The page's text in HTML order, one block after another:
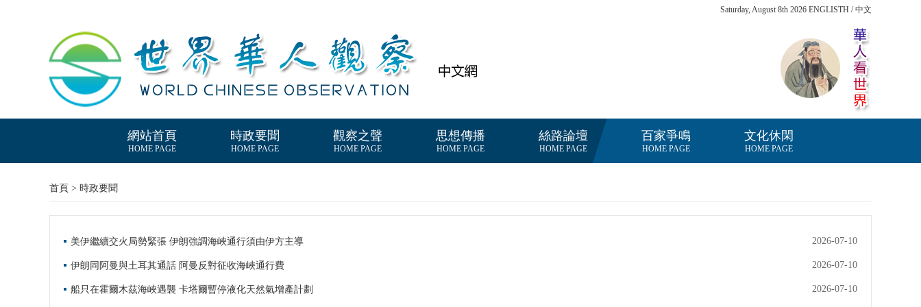
Saturday, August 8th 2026 ENGLISTH / 中文
網站首頁
HOME PAGE
時政要聞
HOME PAGE
觀察之聲
HOME PAGE
思想傳播
HOME PAGE
絲路論壇
HOME PAGE
百家爭鳴
HOME PAGE
文化休閑
HOME PAGE
首頁 > 時政要聞
美伊繼續交火局勢緊張 伊朗強調海峽通行須由伊方主導 2026-07-10
伊朗同阿曼與土耳其通話 阿曼反對征收海峽通行費 2026-07-10
船只在霍爾木茲海峽遇襲 卡塔爾暫停液化天然氣增產計劃 2026-07-10